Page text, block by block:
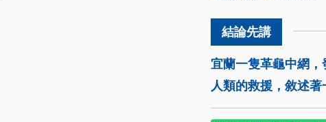
宜蘭一隻革龜中網
人類的救援，敘述著